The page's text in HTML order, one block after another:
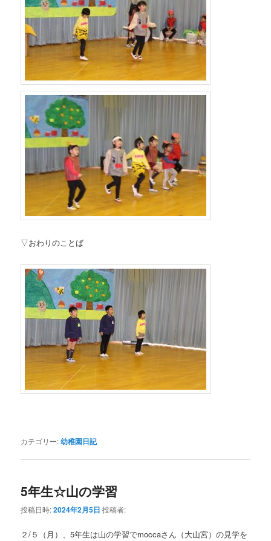
▽おわりのことば
カテゴリー:幼稚園日記
5年生☆山の学習
投稿日時:2024年2月5日 投稿者:
２/５（月）、5年生は山の学習でmoccaさん（大山宮）の見学を